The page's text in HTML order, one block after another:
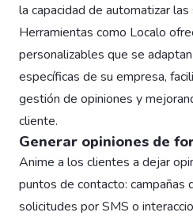
la capacidad de automatizar
Herramientas como Localo
personalizables que se
específicas de su empresa,
gestión de opiniones y
cliente.
Generar opiniones de
Anime a los clientes a dejar
puntos de contacto: campañas
solicitudes por SMS o